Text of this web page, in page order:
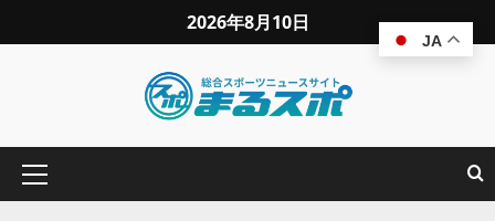
2026年8月10日
JA